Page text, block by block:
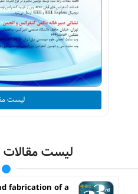
لیست
لیست مقالات
fabrication of a